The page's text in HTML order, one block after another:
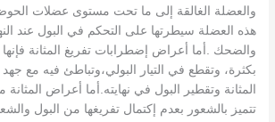
والعضلة الغالقة إلى ما تحت مستوى عضلات
هذه العضلة سيطرتها على التحكم في البول عند
والضحك .أما أعراض إضطرابات تفريغ المثانة فإنها
بكثرة، وتقطع في التيار البولي،وتباطئ فيه مع
المثانة وتقطير البول في نهايته.أما أعراض المثانة
تتميز بالشعور بعدم إكتمال تفريغها من البول